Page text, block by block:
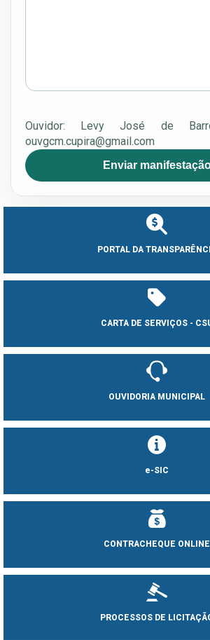
Ouvidor: Levy José de
ouvgcm.cupira@gmail.com
Enviar
PORTAL DA
CARTA DE SERVIÇOS -
OUVIDORIA MUNICIPAL
e-SIC
CONTRACHEQUE ONLINE
PROCESSOS DE